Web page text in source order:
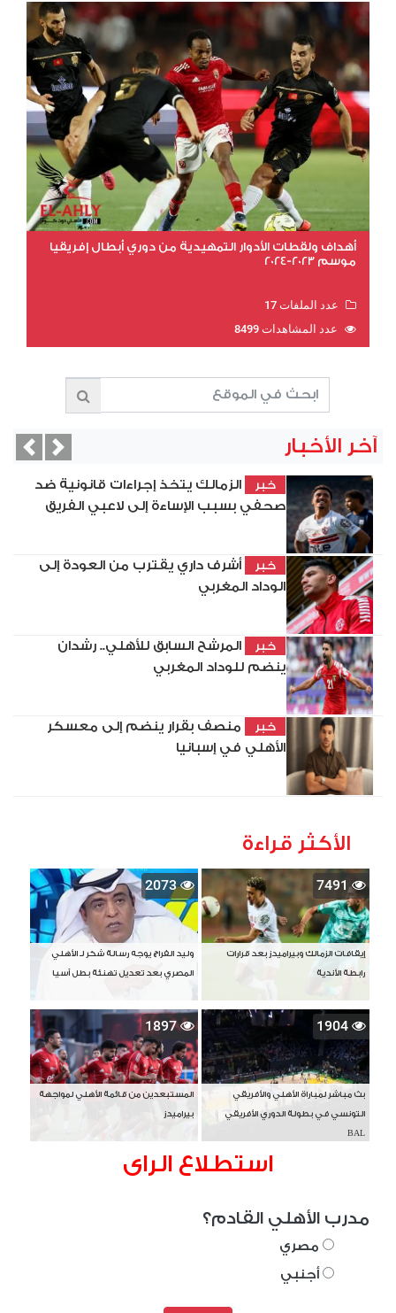
أهداف ولقطات الأدوار التمهيدية من دوري أبطال إفريقيا
موسم 2023-2024
عدد الملفات 17
عدد المشاهدات 8499
آخر الأخبار
خبر
الزمالك يتخذ إجراءات قانونية ضد
صحفي بسبب الإساءة إلى لاعبي الفريق
خبر
أشرف داري يقترب من العودة إلى
الوداد المغربي
خبر
المرشح السابق للأهلي.. رشدان
ينضم للوداد المغربي
خبر
منصف بقرار ينضم إلى معسكر
الأهلي في إسبانيا
Next
الأكثر قراءة
7491
إيقافات الزمالك وبيراميدز بعد قرارات
رابطة الأندية
2073
وليد الفراج يوجه رسالة شكر لـ الأهلي
المصري بعد تعديل تهنئة بطل آسيا
1904
بث مباشر لمباراة الأهلي والأفريقي
التونسي في بطولة الدوري الأفريقي
BAL
1897
المستبعدين من قائمة الأهلي لمواجهة
بيراميدز
استطلاع الراى
مدرب الأهلي القادم؟
مصري
أجنبي